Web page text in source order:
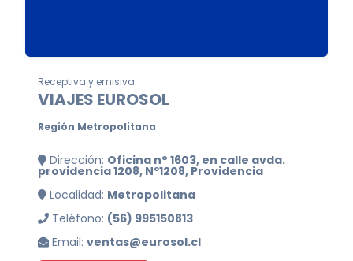
Receptiva y emisiva
VIAJES EUROSOL
Región Metropolitana
Dirección: Oficina n° 1603, en calle avda.
providencia 1208, Nº1208, Providencia
Localidad: Metropolitana
Teléfono: (56) 995150813
Email: ventas@eurosol.cl